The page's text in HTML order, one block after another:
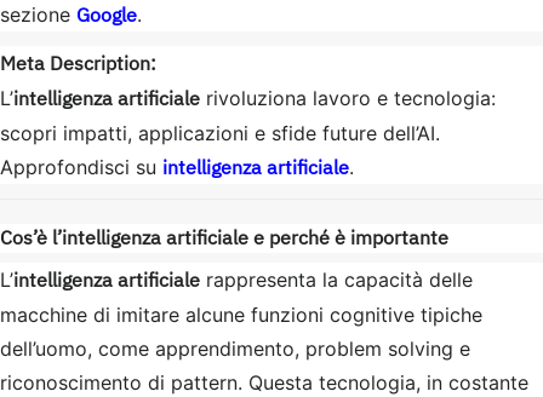
sezione Google.
Meta Description:
L’intelligenza artificiale rivoluziona lavoro e tecnologia:
scopri impatti, applicazioni e sfide future dell’AI.
Approfondisci su intelligenza artificiale.
Cos’è l’intelligenza artificiale e perché è importante
L’intelligenza artificiale rappresenta la capacità delle
macchine di imitare alcune funzioni cognitive tipiche
dell’uomo, come apprendimento, problem solving e
riconoscimento di pattern. Questa tecnologia, in costante